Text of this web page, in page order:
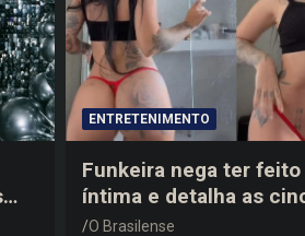
ENTRETENIMENTO
Funkeira nega ter
íntima e detalha as
plásticas que realizou
O Brasilense